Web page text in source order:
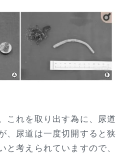
これを取り出す為に、尿道
、尿道は一度切開すると狭
と考えられていますので、